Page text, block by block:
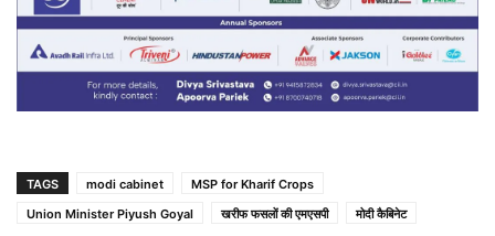
TAGS modi cabinet
MSP for Kharif Crops
Union Minister Piyush Goyal
खरीफ फसलों की एमएसपी मोदी कैबिनेट